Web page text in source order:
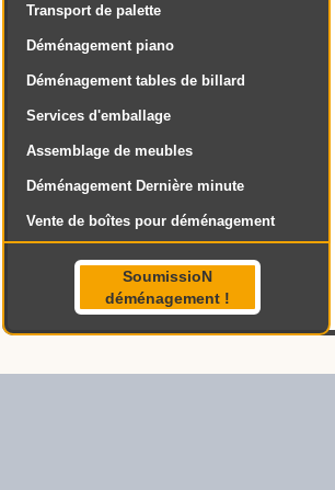
Transport de palette
Déménagement piano
Déménagement tables de billard
Services d'emballage
Assemblage de meubles
Déménagement Dernière minute
Vente de boîtes pour déménagement
SoumissioN
déménagement !